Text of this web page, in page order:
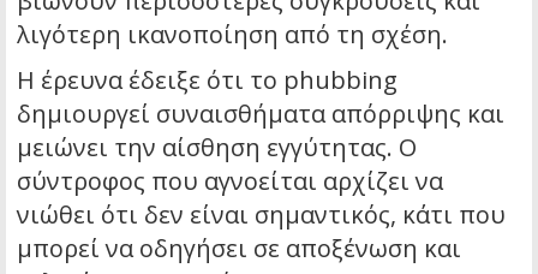
λιγότερη ικανοποίηση από τη σχέση.
Η έρευνα έδειξε ότι το phubbing
δημιουργεί συναισθήματα απόρριψης και
μειώνει την αίσθηση εγγύτητας. Ο
σύντροφος που αγνοείται αρχίζει να
νιώθει ότι δεν είναι σημαντικός, κάτι που
μπορεί να οδηγήσει σε αποξένωση και